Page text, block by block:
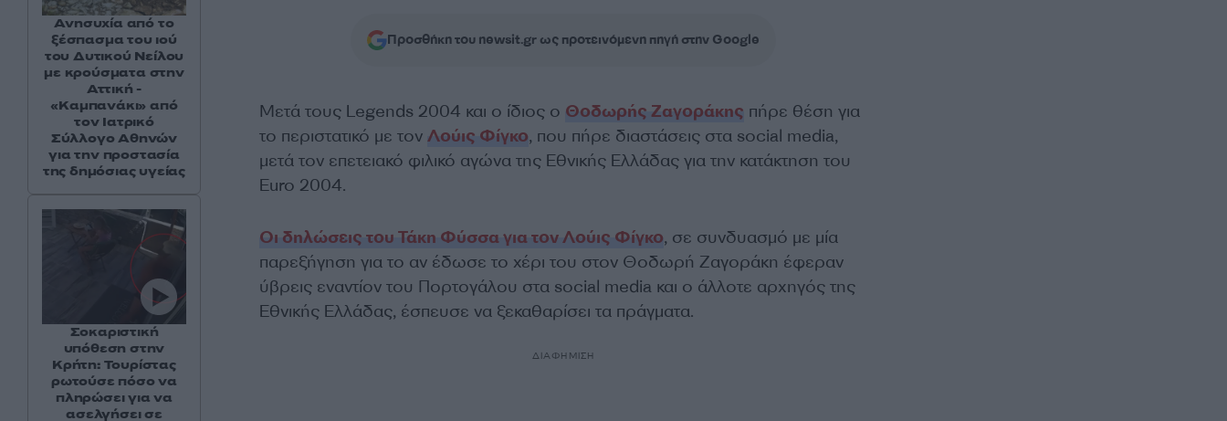
Προσθήκη του newsit.gr ως προτεινόμενη πηγή στην Google
Μετά τους Legends 2004 και ο ίδιος ο Θοδωρής Ζαγοράκης πήρε θέση για
το περιστατικό με τον Λούις Φίγκο, που πήρε διαστάσεις στα social media,
μετά τον επετειακό φιλικό αγώνα της Εθνικής Ελλάδας για την κατάκτηση του
Euro 2004.
Οι δηλώσεις του Τάκη Φύσσα για τον Λούις Φίγκο, σε συνδυασμό με μία
παρεξήγηση για το αν έδωσε το χέρι του στον Θοδωρή Ζαγοράκη έφεραν
ύβρεις εναντίον του Πορτογάλου στα social media και ο άλλοτε αρχηγός της
Εθνικής Ελλάδας, έσπευσε να ξεκαθαρίσει τα πράγματα.
ΔΙΑΦΗΜΙΣΗ
Ανησυχία από το
ξέσπασμα του ιού
του Δυτικού Νείλου
με κρούσματα στην
Αττική -
«Καμπανάκι» από
τον Ιατρικό
Σύλλογο Αθηνών
για την προστασία
της δημόσιας υγείας
Σοκαριστική
υπόθεση στην
Κρήτη: Τουρίστας
ρωτούσε πόσο να
πληρώσει για να
ασελγήσει σε